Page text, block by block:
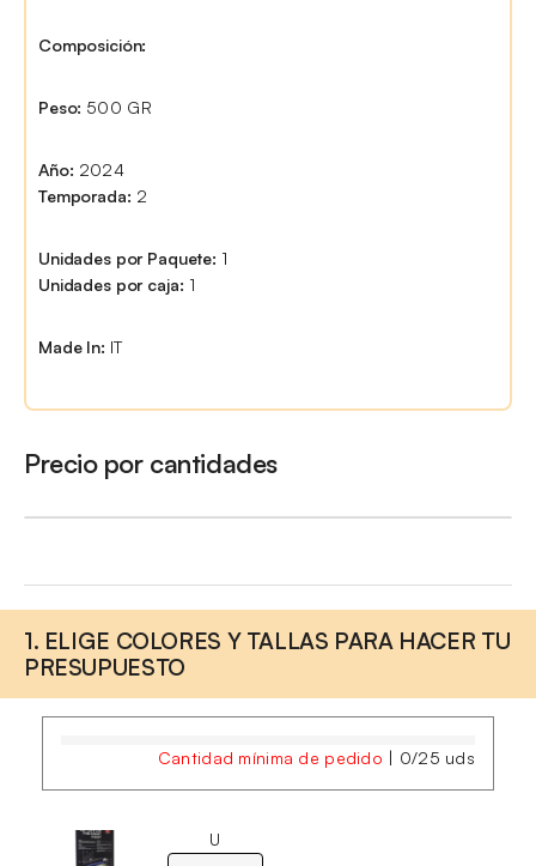
Composición:
Peso: 500 GR
Año: 2024
Temporada: 2
Unidades por Paquete: 1
Unidades por caja: 1
Made In: IT
Precio por cantidades
1. ELIGE COLORES Y TALLAS PARA HACER TU
PRESUPUESTO
Cantidad mínima de pedido | 0/25 uds
U